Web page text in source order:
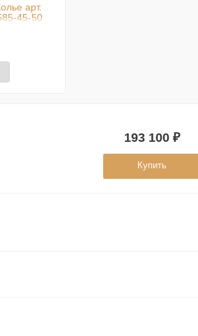
арт.
45-50
193 100 ₽
Купить